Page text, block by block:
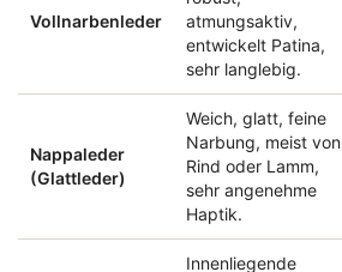
Vollnarbenleder
atmungsaktiv,
entwickelt Patina,
sehr langlebig.
Nappaleder
(Glattleder)
Weich, glatt, feine
Narbung, meist von
Rind oder Lamm,
sehr angenehme
Haptik.
Innenliegende